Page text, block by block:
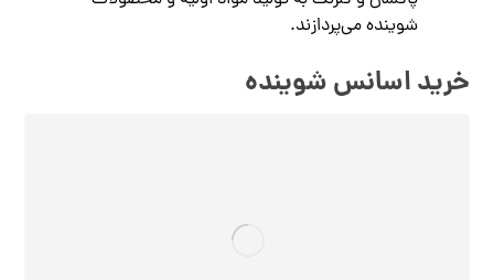
شوینده می‌پردازند.
خرید اسانس شوینده